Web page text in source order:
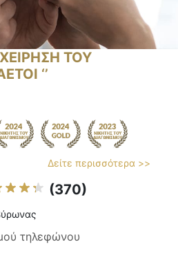
ΤΟΥ
‘’
Δείτε περισσότερα >>
(370)
τηλεφώνου